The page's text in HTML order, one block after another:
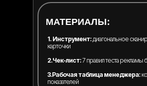
1. Инструмент:диагональное
карточки
2.Чек-лист:7 правил теста рекламы
3.Рабочая таблица менеджера:
показателей
МАТЕРИАЛЫ: